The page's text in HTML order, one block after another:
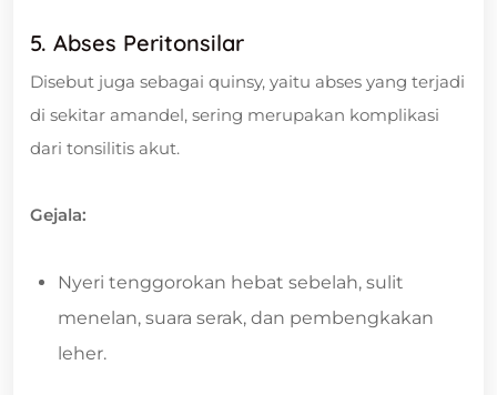
5. Abses Peritonsilar
Disebut juga sebagai quinsy, yaitu abses yang terjadi
di sekitar amandel, sering merupakan komplikasi
dari tonsilitis akut.
Gejala:
Nyeri tenggorokan hebat sebelah, sulit
menelan, suara serak, dan pembengkakan
leher.